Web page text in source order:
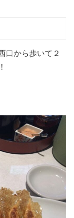
口から歩いて２